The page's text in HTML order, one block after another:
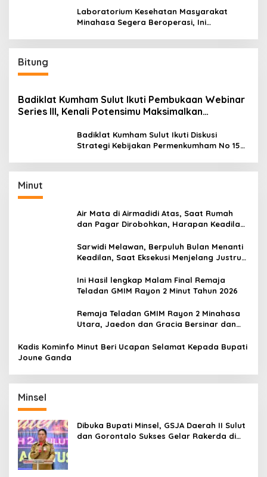
Laboratorium Kesehatan Masyarakat
Minahasa Segera Beroperasi, Ini
Bitung
Badiklat Kumham Sulut Ikuti Pembukaan Webinar
Series III, Kenali Potensimu Maksimalkan
Badiklat Kumham Sulut Ikuti Diskusi
Strategi Kebijakan Permenkumham No 15
Minut
Air Mata di Airmadidi Atas, Saat Rumah
dan Pagar Dirobohkan, Harapan Keadilan
Sarwidi Melawan, Berpuluh Bulan Menanti
Keadilan, Saat Eksekusi Menjelang Justru
Ini Hasil lengkap Malam Final Remaja
Teladan GMIM Rayon 2 Minut Tahun 2026
Remaja Teladan GMIM Rayon 2 Minahasa
Utara, Jaedon dan Gracia Bersinar dan
Kadis Kominfo Minut Beri Ucapan Selamat Kepada Bupati
Joune Ganda
Minsel
Dibuka Bupati Minsel, GSJA Daerah II Sulut
dan Gorontalo Sukses Gelar Rakerda di